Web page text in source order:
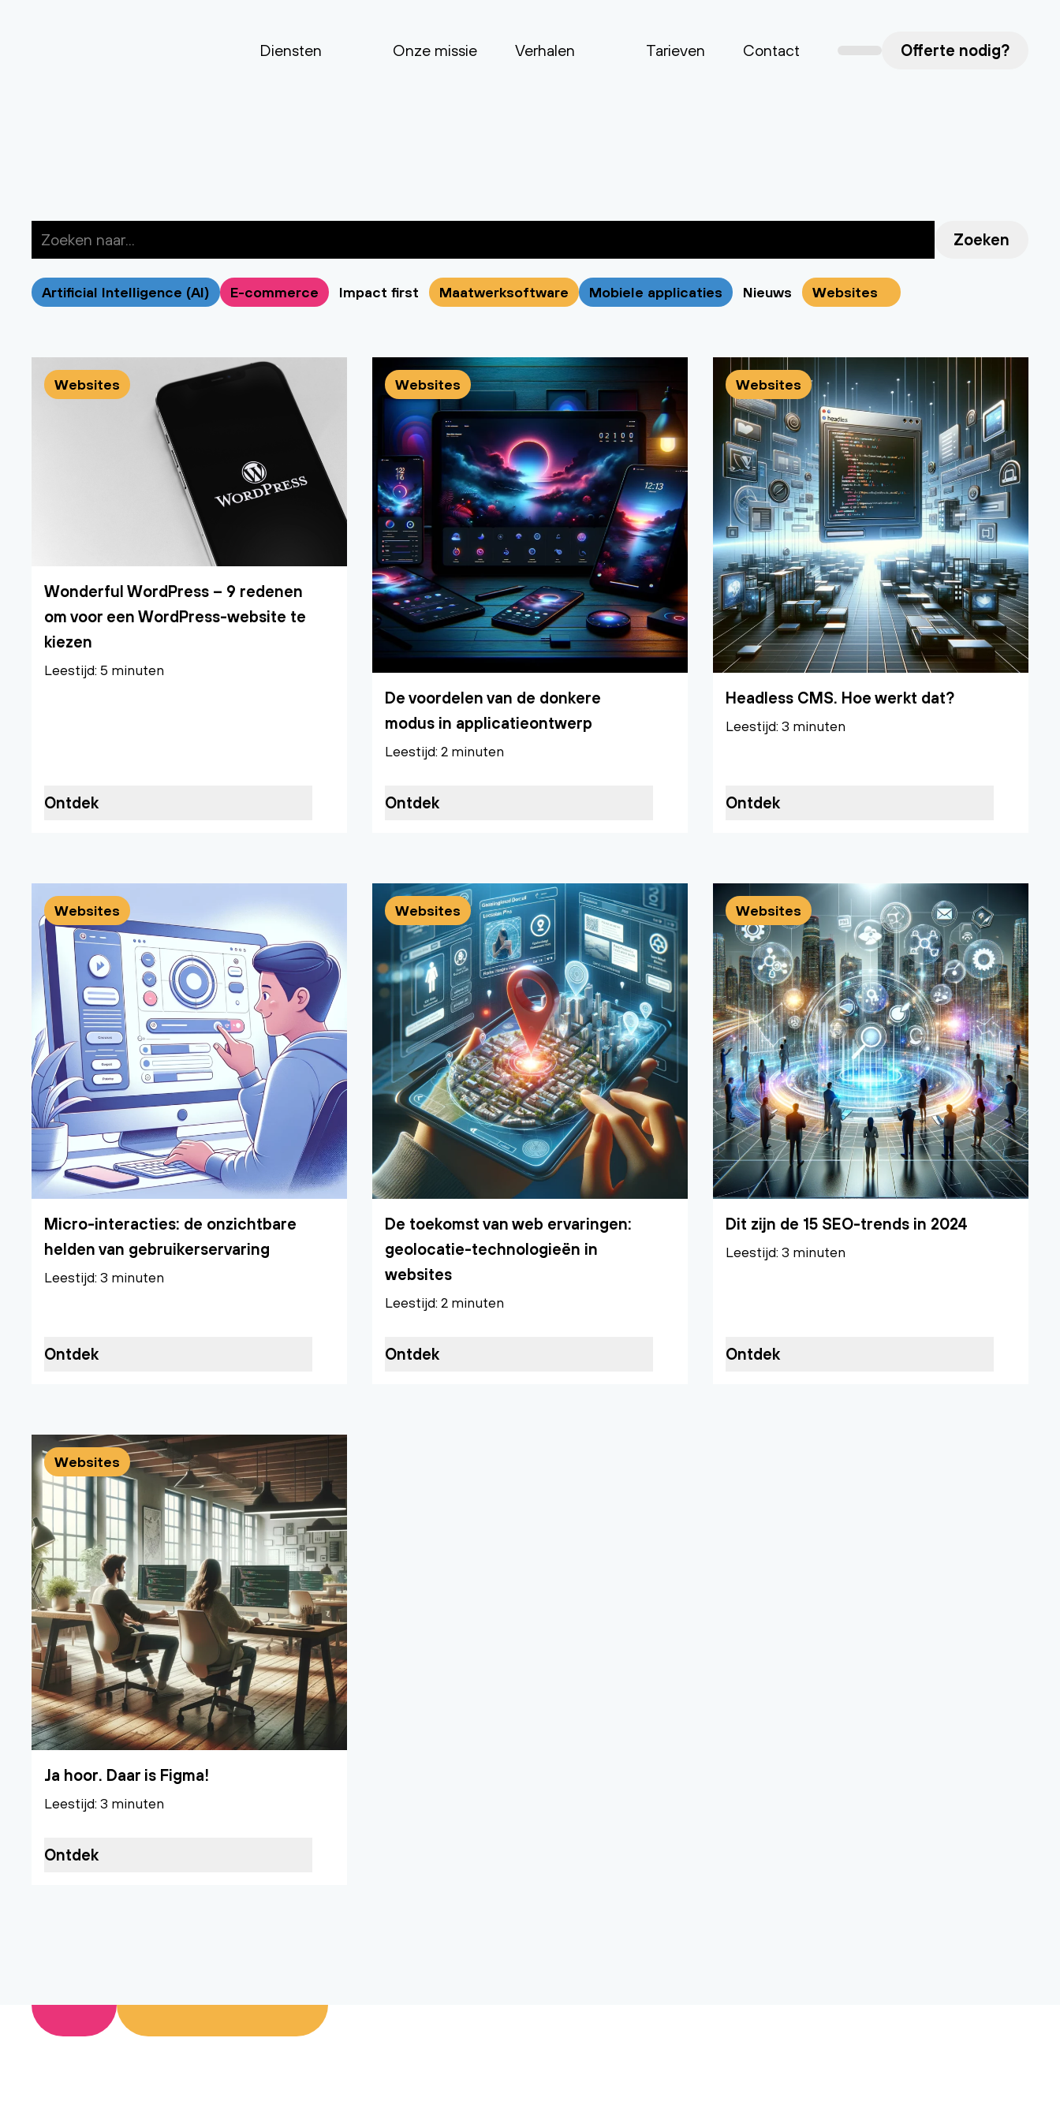
Diensten Onze missie Verhalen Tarieven Contact Offerte nodig?
Zoeken
Artificial Intelligence (AI) E-commerce Impact first Maatwerksoftware Mobiele applicaties Nieuws Websites
Websites
Wonderful WordPress – 9 redenen
om voor een WordPress-website te
kiezen
Leestijd: 5 minuten
Ontdek
Websites
De voordelen van de donkere
modus in applicatieontwerp
Leestijd: 2 minuten
Ontdek
Websites
Headless CMS. Hoe werkt dat?
Leestijd: 3 minuten
Ontdek
Websites
Micro-interacties: de onzichtbare
helden van gebruikerservaring
Leestijd: 3 minuten
Ontdek
Websites
De toekomst van web ervaringen:
geolocatie-technologieën in
websites
Leestijd: 2 minuten
Ontdek
Websites
Dit zijn de 15 SEO-trends in 2024
Leestijd: 3 minuten
Ontdek
Websites
Ja hoor. Daar is Figma!
Leestijd: 3 minuten
Ontdek